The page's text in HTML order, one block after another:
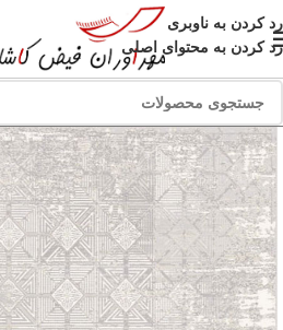
رد کردن به ناوبری
رد کردن به محتوای اصلی